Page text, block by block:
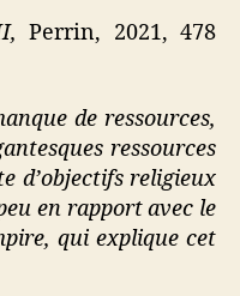
Perrin, 2021, 478
de ressources,
ressources
d’objectifs religieux
en rapport avec le
qui explique cet